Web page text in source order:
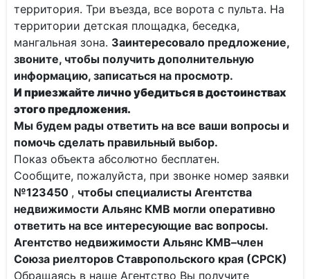
территория. Три въезда, все ворота с пульта. На
территории детская площадка, беседка,
мангальная зона. Заинтересовало предложение,
звоните, чтобы получить дополнительную
информацию, записаться на просмотр.
И приезжайте лично убедиться в достоинствах
этого предложения.
Мы будем рады ответить на все ваши вопросы и
помочь сделать правильный выбор.
Показ объекта абсолютно бесплатен.
Сообщите, пожалуйста, при звонке номер заявки
№123450 , чтобы специалисты Агентства
недвижимости Альянс КМВ могли оперативно
ответить на все интересующие вас вопросы.
Агентство недвижимости Альянс КМВ–член
Союза риелторов Ставропольского края (СРСК)
Обращаясь в наше Агентство Вы получите